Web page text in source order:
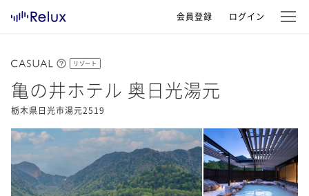
会員登録 ログイン
リゾート
亀の井ホテル 奥日光湯元
栃木県日光市湯元2519